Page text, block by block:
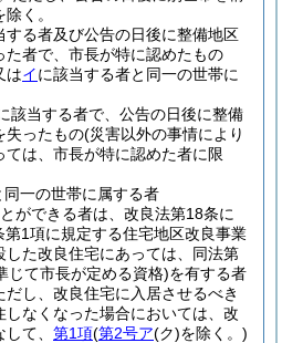
く。
する者及び公告の日後に整備地区
た者で、市長が特に認めたもの
はイに該当する者と同一の世帯に
該当する者で、公告の日後に整備
失ったもの(災害以外の事情により
は、市長が特に認めた者に限
同一の世帯に属する者
ができる者は、改良法第18条に
第1項に規定する住宅地区改良事業
した改良住宅にあっては、同法第
じて市長が定める資格)を有する者
だし、改良住宅に入居させるべき
なくなった場合においては、改
て、 第1項(第2号ア(ク)を除く。)